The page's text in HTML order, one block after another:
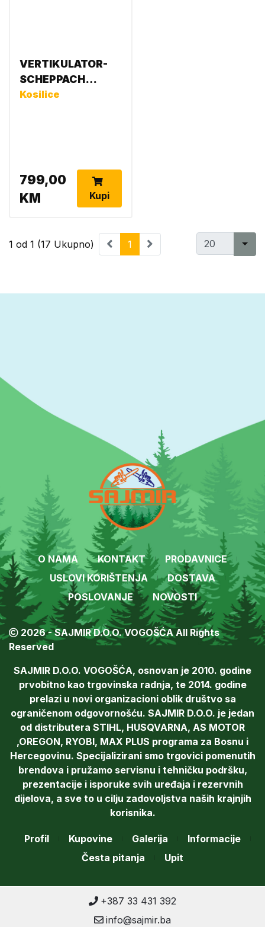
VERTIKULATOR-
SCHEPPACH
BENZINSKI
Kosilice
799,00
KM
Kupi
1 od 1 (17 Ukupno) 1
O NAMA KONTAKT
PRODAVNICE
USLOVI KORIŠTENJA
DOSTAVA
POSLOVANJE
NOVOSTI
2026 - SAJMIR D.O.O. VOGOŠĆA All Rights
Reserved
SAJMIR D.O.O. VOGOŠĆA, osnovan je 2010. godine
prvobitno kao trgovinska radnja, te 2014. godine
prelazi u novi organizacioni oblik društvo sa
ograničenom odgovornošću. SAJMIR D.O.O. je jedan
od distributera STIHL, HUSQVARNA, AS MOTOR
,OREGON, RYOBI, MAX PLUS programa za Bosnu i
Hercegovinu. Specijalizirani smo trgovici pomenutih
brendova i pružamo servisnu i tehničku podršku,
prezentacije i isporuke svih uređaja i rezervnih
dijelova, a sve to u cilju zadovoljstva naših krajnjih
korisnika.
Profil Kupovine Galerija
Informacije
Česta pitanja
Upit
+387 33 431 392
info@sajmir.ba